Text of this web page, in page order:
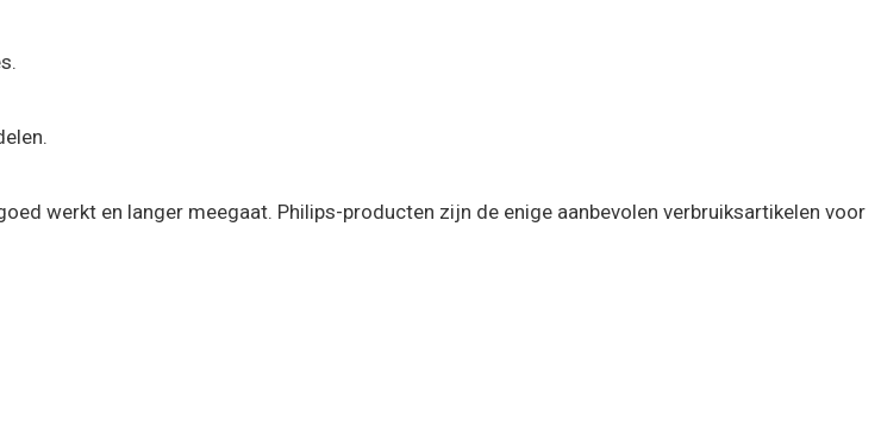
werkt en langer meegaat. Philips-producten zijn de enige aanbevolen verbruiksartikelen voor